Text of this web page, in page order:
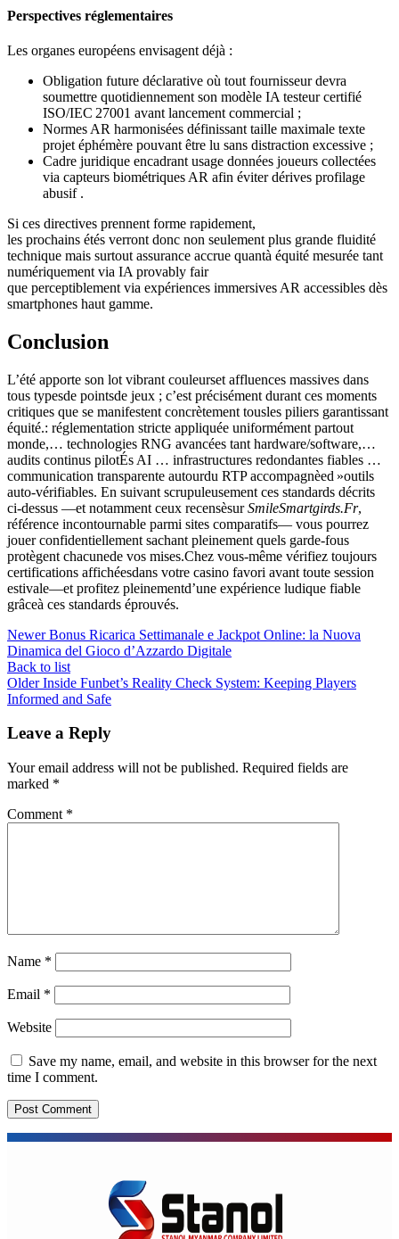
Perspectives réglementaires
Les organes européens envisagent déjà :
Obligation future déclarative où tout fournisseur devra
soumettre quotidiennement son modèle IA testeur certifié
ISO/IEC 27001 avant lancement commercial ;
Normes AR harmonisées définissant taille maximale texte
projet éphémère pouvant être lu sans distraction excessive ;
Cadre juridique encadrant usage données joueurs collectées
via capteurs biométriques AR afin éviter dérives profilage
abusif .
Si ces directives prennent forme rapidement,
les prochains étés verront donc non seulement plus grande fluidité
technique mais surtout assurance accrue quantà équité mesurée tant
numériquement via IA provably fair
que perceptiblement via expériences immersives AR accessibles dès
smartphones haut gamme.
Conclusion
L’été apporte son lot vibrant couleurset affluences massives dans
tous typesde pointsde jeux ; c’est précisément durant ces moments
critiques que se manifestent concrètement tousles piliers garantissant
équité.: réglementation stricte appliquée uniformément partout
monde,… technologies RNG avancées tant hardware/software,…
audits continus pilotÉs AI … infra­structures redondantes fiables …
communication transparente autourdu RTP accompagnèed »outils
auto-vérifiables​. En suivant scrupuleusement ces standards décrits
ci-dessus —et notamment ceux recensèsurSmile​Smartgirds.Fr,
référence incontournable parmi sites comparatifs— vous pourrez
jouer confidentiellement sachant pleinement quels garde-fous
protègent chacune­de vos mises.Chez vous-même vérifiez toujours
certifications affichéesdans votre casino favori avant toute session
estivale—et profitez pleinementd’une expérience ludique fiable
grâceà ces standards éprouvés.​
Newer Bonus Ricarica Settimanale e Jackpot Online: la Nuova
Dinamica del Gioco d’Azzardo Digitale
Back to list
Older Inside Funbet’s Reality Check System: Keeping Players
Informed and Safe
Leave a Reply
Your email address will not be published. Required fields are
marked *
Comment *
Name *
Email *
Website
Save my name, email, and website in this browser for the next
time I comment.